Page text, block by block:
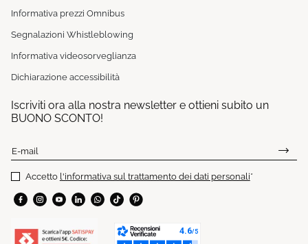
Informativa prezzi Omnibus
Segnalazioni Whistleblowing
Informativa videosorveglianza
Dichiarazione accessibilità
Iscriviti ora alla nostra newsletter e ottieni subito un
BUONO SCONTO!
E-mail
Accetto l'informativa sul trattamento dei dati personali*